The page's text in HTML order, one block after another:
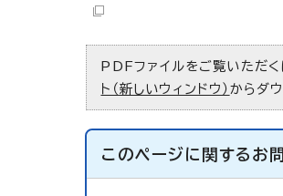
PDFファイルをご覧いただく
ト（新しいウィンドウ） からダウ
このページに関する お